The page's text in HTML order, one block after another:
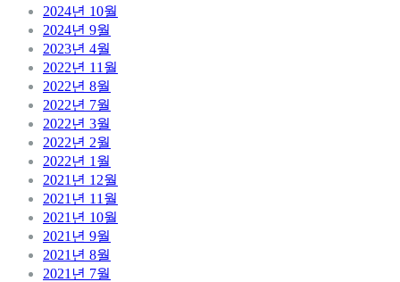
2024년 10월
2024년 9월
2023년 4월
2022년 11월
2022년 8월
2022년 7월
2022년 3월
2022년 2월
2022년 1월
2021년 12월
2021년 11월
2021년 10월
2021년 9월
2021년 8월
2021년 7월